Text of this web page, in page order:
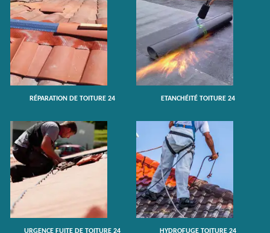
RÉPARATION DE TOITURE 24 ETANCHÉITÉ TOITURE 24
URGENCE FUITE DE TOITURE 24 HYDROFUGE TOITURE 24